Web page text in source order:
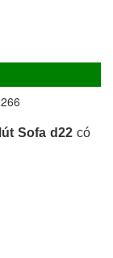
Sofa d22 có